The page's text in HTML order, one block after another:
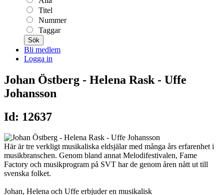
Titel
Nummer
Taggar
Sök
Bli medlem
Logga in
Johan Östberg - Helena Rask - Uffe
Johansson
Id: 12637
Här är tre verkligt musikaliska eldsjälar med många års erfarenhet i
musikbranschen. Genom bland annat Melodifestivalen, Fame
Factory och musikprogram på SVT har de genom åren nått ut till
svenska folket.
Johan, Helena och Uffe erbjuder en musikalisk